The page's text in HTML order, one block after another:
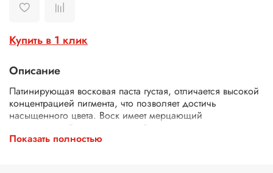
Купить в 1 клик
Описание
Патинирующая восковая паста густая, отличается высокой
концентрацией пигмента, что позволяет достичь
насыщенного цвета. Воск имеет мерцающий
металлический оттенок, который придаст вашему изделию
эффектный вид. Паста не имеет неприятного запаха, что
Показать полностью